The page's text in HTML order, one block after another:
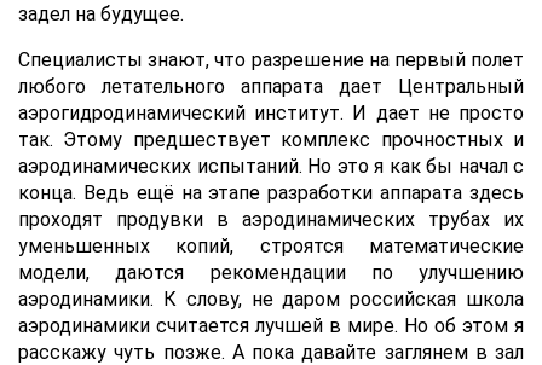
задел на будущее.
Специалисты знают, что разрешение на первый полет
любого летательного аппарата дает Центральный
аэрогидродинамический институт. И дает не просто
так. Этому предшествует комплекс прочностных и
аэродинамических испытаний. Но это я как бы начал с
конца. Ведь ещё на этапе разработки аппарата здесь
проходят продувки в аэродинамических трубах их
уменьшенных копий, строятся математические
модели, даются рекомендации по улучшению
аэродинамики. К слову, не даром российская школа
аэродинамики считается лучшей в мире. Но об этом я
расскажу чуть позже. А пока давайте заглянем в зал